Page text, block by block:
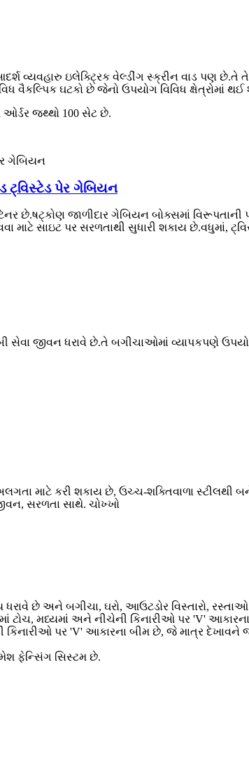
વ્યવહારુ ઇલેક્ટ્રિક વેલ્ડીંગ સ્ક્રીન વાડ પણ છે.તે
વૈકલ્પિક ઘટકો છે જેનો ઉપયોગ વિવિધ ક્ષેત્રોમાં
જથ્થો 100 સેટ છે.
ટ્વિસ્ટેડ પેર ગેબિયન
છે.ષટ્કોણ જાળીદાર ગેબિયન બોક્સમાં વિરૂપતાની
સાઇટ પર સરળતાથી સુધારી શકાય છે.વધુમાં,
જીવન ધરાવે છે.તે બગીચાઓમાં વ્યાપકપણે
માટે કરી શકાય છે, ઉચ્ચ-શક્તિવાળા સ્ટીલથી
સરળતા સાથે. ચોખ્ખો
છે અને બગીચા, ઘરો, આઉટડોર વિસ્તારો,
મધ્યમાં અને નીચેની કિનારીઓ પર 'V'
કિનારીઓ પર 'V' આકારના બીમ છે, જે માત્ર દેખાવને
ફેન્સિંગ સિસ્ટમ છે.